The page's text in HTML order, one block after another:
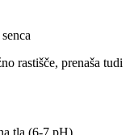
rastišče, prenaša tudi